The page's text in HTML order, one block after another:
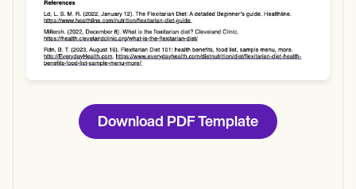
Download PDF Template